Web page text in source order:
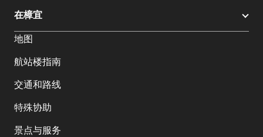
在樟宜
地图
航站楼指南
交通和路线
特殊协助
景点与服务